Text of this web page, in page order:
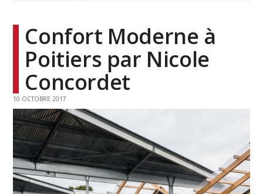
Confort Moderne à
Poitiers par Nicole
Concordet
10 OCTOBRE 2017